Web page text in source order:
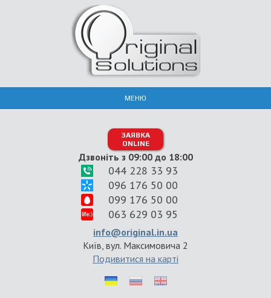
МЕНЮ
ЗАЯВКА
ONLINE
Дзвоніть з 09:00 до 18:00
044 228 33 93
096 176 50 00
099 176 50 00
063 629 03 95
info@original.in.ua
Київ, вул. Максимовича 2
Подивитися на карті